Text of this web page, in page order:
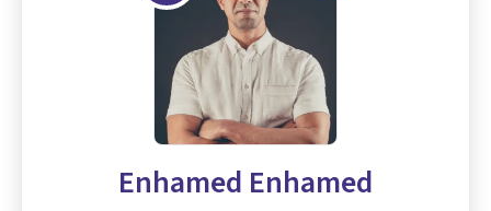
Enhamed Enhamed